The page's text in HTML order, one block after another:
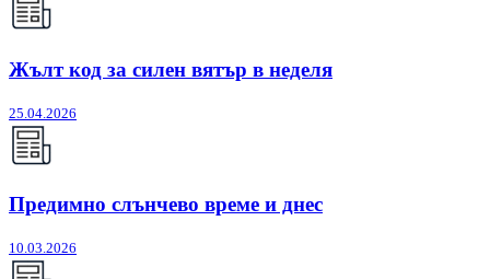
Жълт код за силен вятър в неделя
25.04.2026
Предимно слънчево време и днес
10.03.2026